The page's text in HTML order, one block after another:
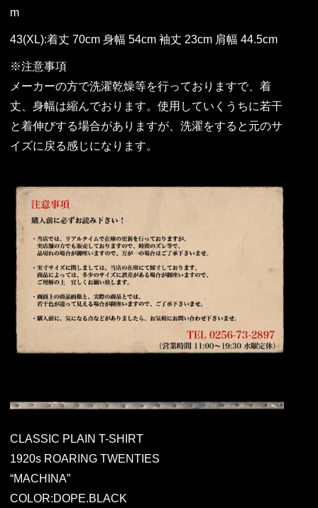
m
43(XL):着丈 70cm 身幅 54cm 袖丈 23cm 肩幅 44.5cm
※注意事項
メーカーの方で洗濯乾燥等を行っておりますで、着
丈、身幅は縮んでおります。使用していくうちに若干
と着伸びする場合がありますが、洗濯をすると元のサ
イズに戻る感じになります。
CLASSIC PLAIN T-SHIRT
1920s ROARING TWENTIES
“MACHINA”
COLOR:DOPE.BLACK